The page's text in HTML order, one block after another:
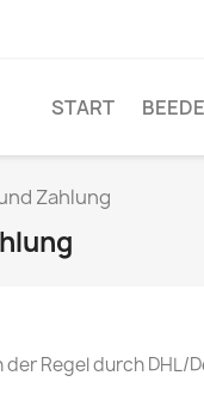
START
Zahlung
der Regel durch